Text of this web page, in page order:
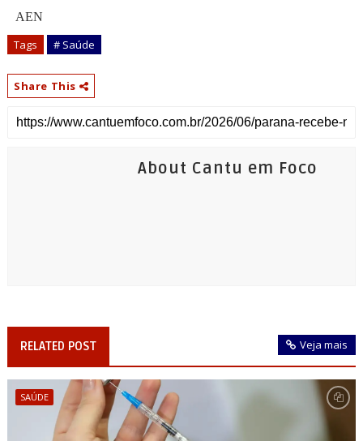
AEN
Tags # Saúde
Share This
About Cantu em Foco
RELATED POST Veja mais
SAÚDE